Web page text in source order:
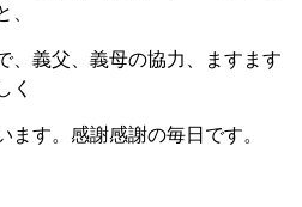
、
、義父、義母の協力、ますます
く
す。感謝感謝の毎日です。